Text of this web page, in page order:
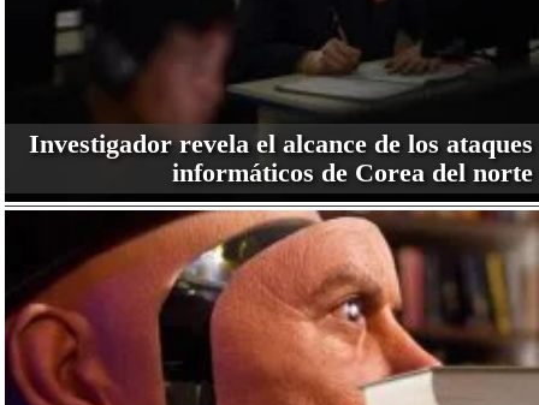
Investigador revela el alcance de los ataques
informáticos de Corea del norte